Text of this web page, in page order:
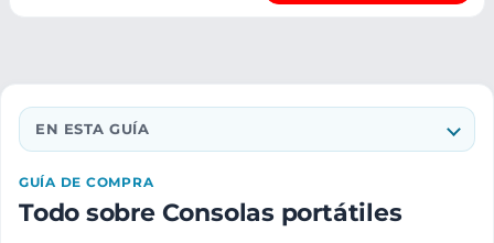
EN ESTA GUÍA
GUÍA DE COMPRA
Todo sobre Consolas portátiles